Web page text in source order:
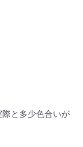
と多少色合いが